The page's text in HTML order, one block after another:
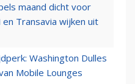
maand dicht voor
Transavia wijken uit
Washington Dulles
Mobile Lounges